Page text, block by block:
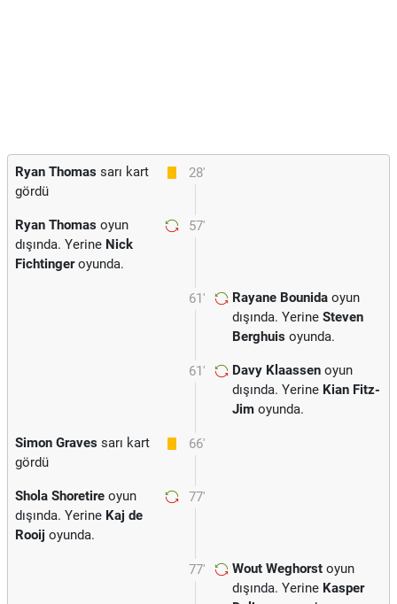
28'
Ryan Thomas sarı kart
gördü
57'
Ryan Thomas oyun
dışında. Yerine Nick
Fichtingeroyunda.
61' Rayane Bounida oyun
dışında. Yerine Steven
Berghuis oyunda.
61' Davy Klaassen oyun
dışında. Yerine Kian Fitz-
Jim oyunda.
66'
Simon Graves sarı kart
gördü
77'
Shola Shoretire oyun
dışında. Yerine Kaj de
Rooij oyunda.
77' Wout Weghorst oyun
dışında. Yerine Kasper